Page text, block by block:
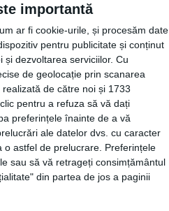
importantă
ar fi cookie-urile, și procesăm date
pentru publicitate și conținut
dezvoltarea serviciilor. Cu
de geolocație prin scanarea
de către noi și 1733
pentru a refuza să vă dați
preferințele înainte de a vă
ale datelor dvs. cu caracter
astfel de prelucrare. Preferințele
sau să vă retrageți consimțământul
din partea de jos a paginii